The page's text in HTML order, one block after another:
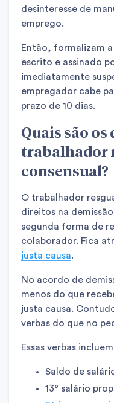
desinteresse de
emprego.
Então, formalizam
escrito e assinado
imediatamente
empregador cabe
prazo de 10 dias.
Quais são
trabalhador
consensual?
O trabalhador
direitos na
segunda forma de
colaborador. Fica
justa causa.
No acordo de
menos do que
justa causa.
verbas do que no
Essas verbas
Saldo de
13° salário